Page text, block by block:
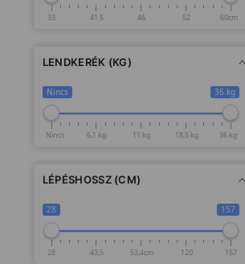
33 41.5 46 52 60cm
LENDKERÉK (KG)
Nincs 36 kg
Nincs 6,1 kg 11 kg 18,5 kg 36 kg
LÉPÉSHOSSZ (CM)
28 157
28 43,5 53,4cm 120 157